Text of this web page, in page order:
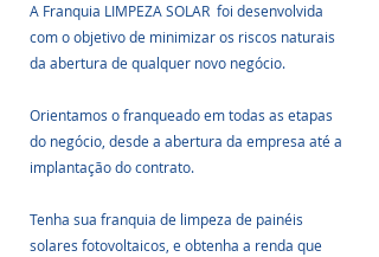
A Franquia LIMPEZA SOLAR  foi desenvolvida
com o objetivo de minimizar os riscos naturais
da abertura de qualquer novo negócio.
Orientamos o franqueado em todas as etapas
do negócio, desde a abertura da empresa até a
implantação do contrato.
Tenha sua franquia de limpeza de painéis
solares fotovoltaicos, e obtenha a renda que